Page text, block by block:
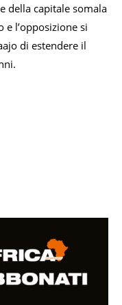
della capitale somala
l’opposizione si
di estendere il